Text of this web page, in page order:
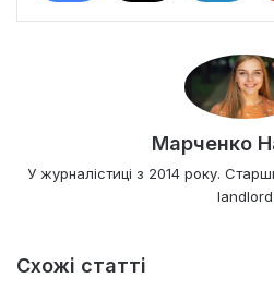
Марченко
У журналістиці з 2014 року.
landlord
Схожі статті